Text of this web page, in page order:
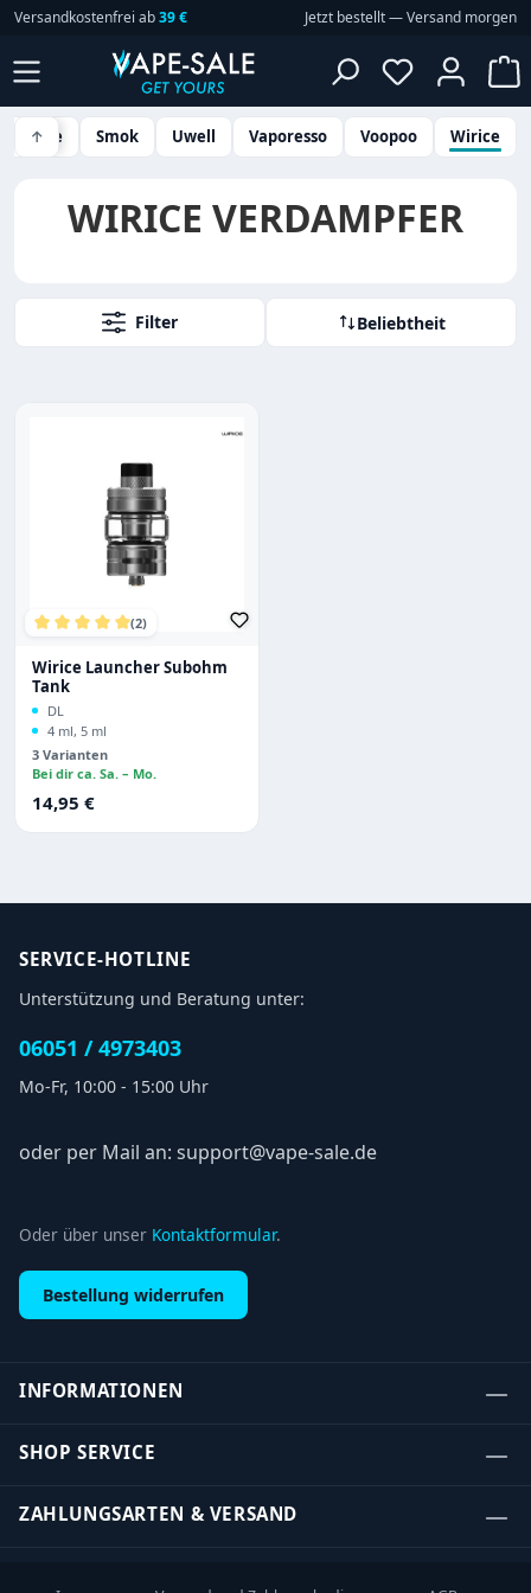
Zum Hauptinhalt springen
Versandkostenfrei ab39 € Jetzt bestellt — Versand morgen
Du hast 0
↑ Smok Uwell Vaporesso Voopoo Wirice
WIRICE VERDAMPFER
Filter Beliebtheit
(2)
Wirice Launcher Subohm
Tank
DL
4 ml, 5 ml
3 Varianten
Bei dir ca. Sa. – Mo.
Regulärer Preis:
14,95 €
SERVICE-HOTLINE
Unterstützung und Beratung unter:
06051 / 4973403
Mo-Fr, 10:00 - 15:00 Uhr
oder per Mail an: support@vape-sale.de
Oder über unser Kontaktformular.
Bestellung widerrufen
INFORMATIONEN
SHOP SERVICE
ZAHLUNGSARTEN & VERSAND